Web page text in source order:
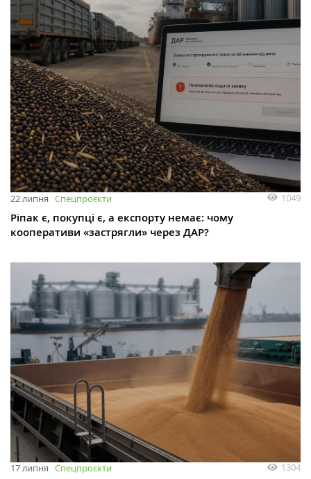
22 липня Спецпроєкти 1049
Ріпак є, покупці є, а експорту немає: чому
кооперативи «застрягли» через ДАР?
17 липня Спецпроєкти 1304